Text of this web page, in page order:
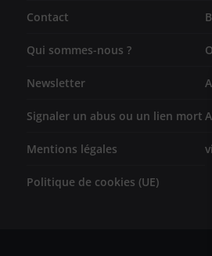
Contact
Qui sommes-nous ?
Newsletter
Signaler un abus ou un lien mort
Mentions légales
Politique de cookies (UE)